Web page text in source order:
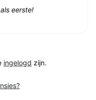
eerste!
ingelogd zijn.